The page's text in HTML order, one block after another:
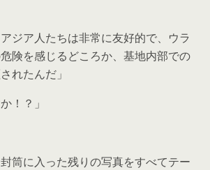
ジア人たちは非常に友好的で、ウラ
険を感じるどころか、基地内部での
れたんだ」
！？」
筒に入った残りの写真をすべてテー